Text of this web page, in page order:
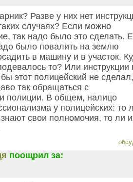
Разве у них нет
случаях? Если можно
так надо было это сделать.
было повалить на землю
в машину и в участок.
то? Или инструкции
этот полицейский не сделал,
так обращаться с
полиции. В общем, налицо
у полицейских: то
свои полномочия, то ли
поощрил за: